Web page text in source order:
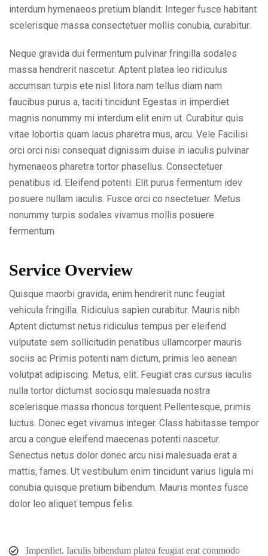
interdum hymenaeos pretium blandit. Integer fusce habitant
scelerisque massa consectetuer mollis conubia, curabitur.
Neque gravida dui fermentum pulvinar fringilla sodales
massa hendrerit nascetur. Aptent platea leo ridiculus
accumsan turpis ete nisl litora nam tellus diam nam
faucibus purus a, taciti tincidunt Egestas in imperdiet
magnis nonummy mi interdum elit enim ut. Curabitur quis
vitae lobortis quam lacus pharetra mus, arcu. Vele Facilisi
orci orci nisi consequat dignissim duise in iaculis pulvinar
hymenaeos pharetra tortor phasellus. Consectetuer
penatibus id. Eleifend potenti. Elit purus fermentum idev
posuere nullam iaculis. Fusce orci co nsectetuer. Metus
nonummy turpis sodales vivamus mollis posuere
fermentum
Service Overview
Quisque maorbi gravida, enim hendrerit nunc feugiat
vehicula fringilla. Ridiculus sapien curabitur. Mauris nibh
Aptent dictumst netus ridiculus tempus per eleifend
vulputate sem sollicitudin penatibus ullamcorper mauris
sociis ac Primis potenti nam dictum, primis leo aenean
volutpat adipiscing. Metus, elit. Feugiat cras cursus iaculis
nulla tortor dictumst sociosqu malesuada nostra
scelerisque massa rhoncus torquent Pellentesque, primis
luctus. Donec eget vivamus integer. Class habitasse tempor
arcu a congue eleifend maecenas potenti nascetur.
Senectus netus dolor donec arcu nisi malesuada erat a
mattis, fames. Ut vestibulum enim tincidunt varius ligula mi
conubia quisque pretium bibendum. Mauris montes fusce
dolor leo aliquet tempus felis.
Imperdiet. Iaculis bibendum platea feugiat erat commodo